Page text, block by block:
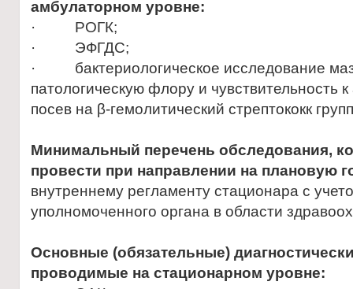
амбулаторном уровне:
· РОГК;
· ЭФГДС;
· бактериологическое исследование
патологическую флору и чувствительность
посев на β-гемолитический стрептококк
Минимальный перечень обследования,
провести при направлении на плановую
внутреннему регламенту стационара с
уполномоченного органа в области
Основные (обязательные)
проводимые на стационарном уровне: